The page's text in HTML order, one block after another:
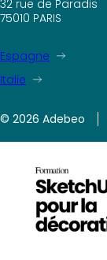
32 rue de Paradis
75010 PARIS
Espagne
Italie
© 2026 Adebeo